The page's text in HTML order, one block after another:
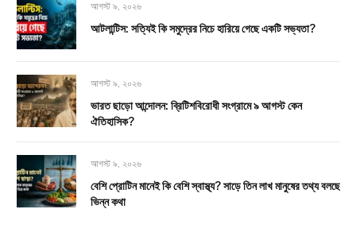
আগস্ট ৯, ২০২৬
আটলান্টিস: সত্যিই কি সমুদ্রের নিচে হারিয়ে গেছে একটি সভ্যতা?
আগস্ট ৯, ২০২৬
ভারত ছাড়ো আন্দোলন: ব্রিটিশবিরোধী সংগ্রামে ৯ আগস্ট কেন
ঐতিহাসিক?
আগস্ট ৯, ২০২৬
বেশি প্রোটিন মানেই কি বেশি স্বাস্থ্য? সাড়ে তিন লাখ মানুষের তথ্য বলছে
ভিন্ন কথা